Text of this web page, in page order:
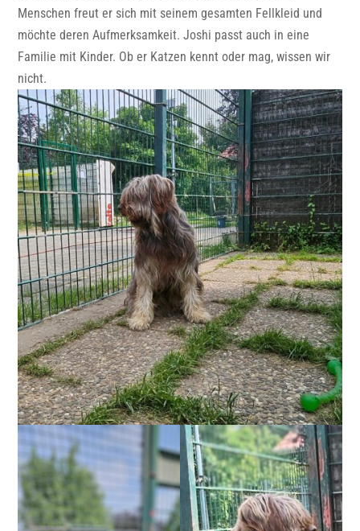
Menschen freut er sich mit seinem gesamten Fellkleid und
möchte deren Aufmerksamkeit. Joshi passt auch in eine
Familie mit Kinder. Ob er Katzen kennt oder mag, wissen wir
nicht.